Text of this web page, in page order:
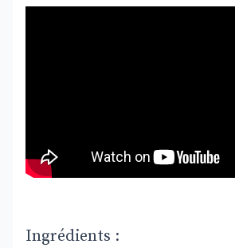
Ingrédients :